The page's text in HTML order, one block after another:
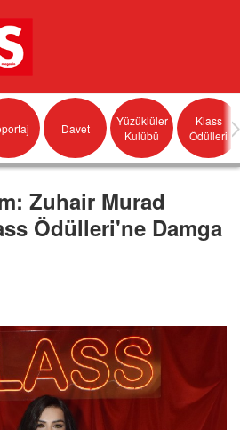
Davet
Yüzüklüler
Kulübü
Klass
Ödülleri
Zuhair Murad
Ödülleri'ne Damga